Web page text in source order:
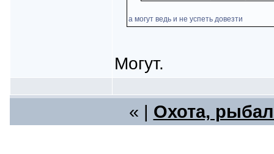
а могут ведь и не успеть довезти
Могут.
« | Охота,